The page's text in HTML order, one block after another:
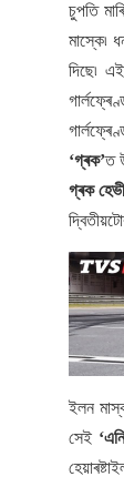
চুপতি
মাস্কে৷
দিছে৷
‘গ্ৰক’ত
গ্ৰক
ইলন
সেই